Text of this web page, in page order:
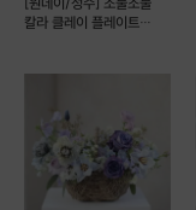
칼라 클레이 플레이트